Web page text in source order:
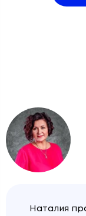
Наталия